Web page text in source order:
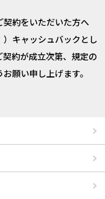
約をいただいた方へ
キャッシュバックとし
約が成立次第、規定の
願い申し上げます。